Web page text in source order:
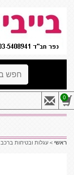
0
ראשי > עגלות ובטיחות ברכב